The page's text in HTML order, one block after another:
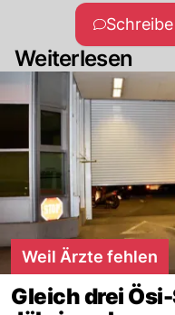
Weiterlesen
Weil Ärzte fehlen
Gleich drei